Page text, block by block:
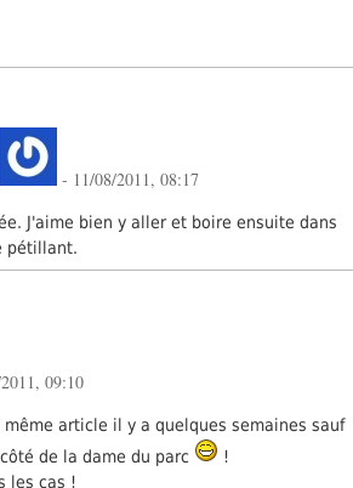
- 11/08/2011, 08:17
J'aime bien y aller et boire ensuite dans
pétillant.
09:10
article il y a quelques semaines sauf
de la dame du parc
!
les cas !